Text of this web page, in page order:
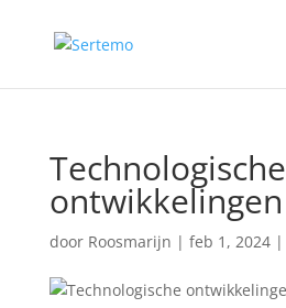
Technologische
ontwikkelingen
door Roosmarijn | feb 1, 2024|